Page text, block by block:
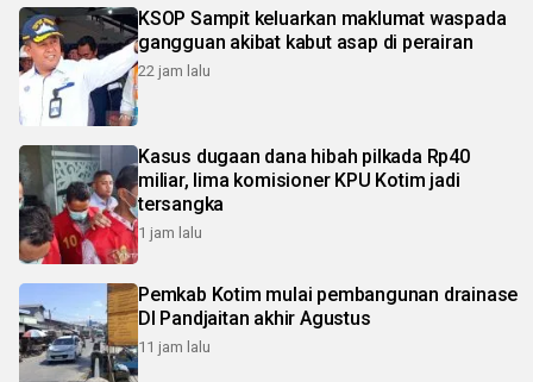
KSOP Sampit keluarkan maklumat waspada
gangguan akibat kabut asap di perairan
22 jam lalu
Kasus dugaan dana hibah pilkada Rp40
miliar, lima komisioner KPU Kotim jadi
tersangka
1 jam lalu
Pemkab Kotim mulai pembangunan drainase
DI Pandjaitan akhir Agustus
11 jam lalu